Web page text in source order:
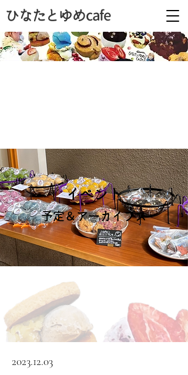
ひなたとゆめcafe
イベント
​予定＆アーカイブス
2023.12.03